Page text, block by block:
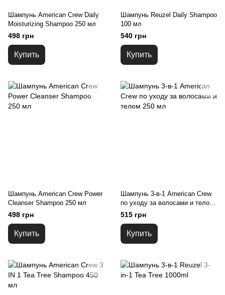
Шампунь American Crew Daily
Moisturizing Shampoo 250 мл
498 грн
Купить
Шампунь Reuzel Daily Shampoo
100 мл
540 грн
Купить
Шампунь American Crew Power
Cleanser Shampoo 250 мл
498 грн
Купить
Шампунь 3-в-1 American Crew
по уходу за волосами и телом
250 мл
515 грн
Купить